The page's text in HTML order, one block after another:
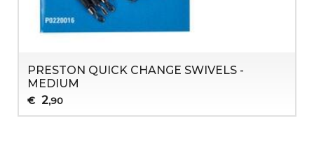
PRESTON QUICK CHANGE SWIVELS -
MEDIUM
€ 2,90